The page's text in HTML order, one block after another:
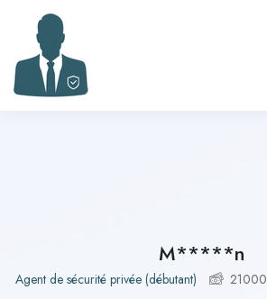
M*****n
Agent de sécurité privée (débutant) 21000